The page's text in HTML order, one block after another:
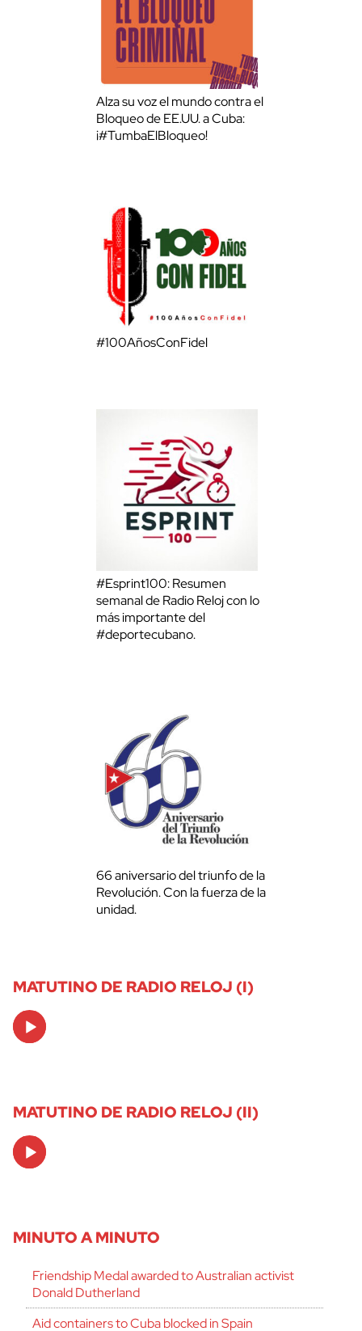
Alza su voz el mundo contra el
Bloqueo de EE.UU. a Cuba:
¡#TumbaElBloqueo!
#100AñosConFidel
#Esprint100: Resumen
semanal de Radio Reloj con lo
más importante del
#deportecubano.
66 aniversario del triunfo de la
Revolución. Con la fuerza de la
unidad.
MATUTINO DE RADIO RELOJ (I)
Audio
Player
MATUTINO DE RADIO RELOJ (II)
Audio
Player
MINUTO A MINUTO
Friendship Medal awarded to Australian activist
Donald Dutherland
Aid containers to Cuba blocked in Spain